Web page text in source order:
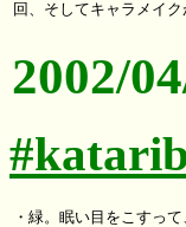
2002/
・緑。眠い目をこすって